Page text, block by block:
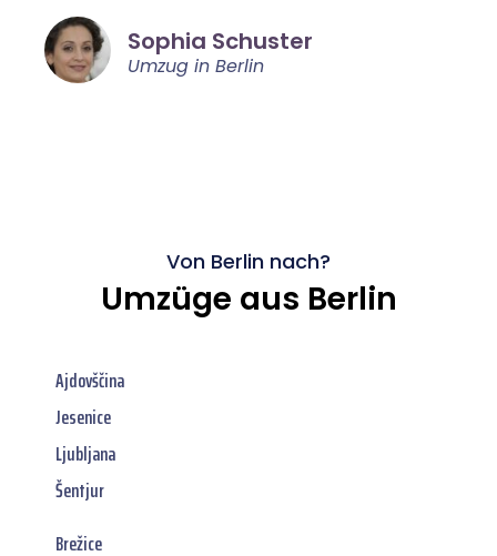
Sophia Schuster
Umzug in Berlin
Von Berlin nach?
Umzüge aus Berlin
Ajdovščina
Jesenice
Ljubljana
Šentjur
Brežice